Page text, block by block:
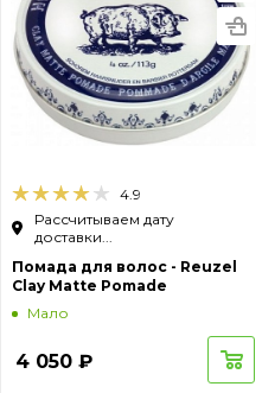
4.9
Рассчитываем дату
доставки...
Помада для волос - Reuzel
Clay Matte Pomade
Мало
4 050 ₽